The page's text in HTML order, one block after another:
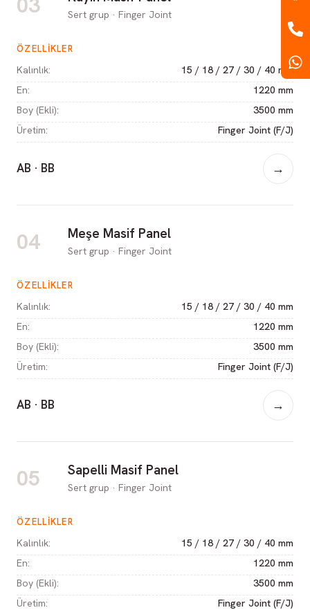
03 Sert grup · Finger Joint
ÖZELLIKLER
Kalınlık:
15 / 18 / 27 / 30 / 40 mm
En:
1220 mm
Boy (Ekli):
3500 mm
Üretim: Finger Joint (F/J)
AB · BB →
04 Meşe Masif Panel
Sert grup · Finger Joint
ÖZELLIKLER
Kalınlık:
15 / 18 / 27 / 30 / 40 mm
En:
1220 mm
Boy (Ekli):
3500 mm
Üretim: Finger Joint (F/J)
AB · BB →
05 Sapelli Masif Panel
Sert grup · Finger Joint
ÖZELLIKLER
Kalınlık:
15 / 18 / 27 / 30 / 40 mm
En:
1220 mm
Boy (Ekli):
3500 mm
Üretim: Finger Joint (F/J)